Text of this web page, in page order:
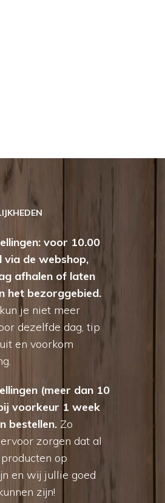
voor 10.00
via de webshop,
afhalen of laten
het bezorggebied.
je niet meer
dezelfde dag, tip
en voorkom
(meer dan 10
voorkeur 1 week
bestellen. Zo
zorgen dat al
op
en wij jullie goed
zijn!